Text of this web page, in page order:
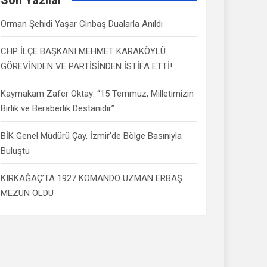
Orman Şehidi Yaşar Cinbaş Dualarla Anıldı
CHP İLÇE BAŞKANI MEHMET KARAKÖYLÜ
GÖREVİNDEN VE PARTİSİNDEN İSTİFA ETTİ!
Kaymakam Zafer Oktay: “15 Temmuz, Milletimizin
Birlik ve Beraberlik Destanıdır”
BİK Genel Müdürü Çay, İzmir’de Bölge Basınıyla
Buluştu
KIRKAĞAÇ’TA 1927 KOMANDO UZMAN ERBAŞ
MEZUN OLDU